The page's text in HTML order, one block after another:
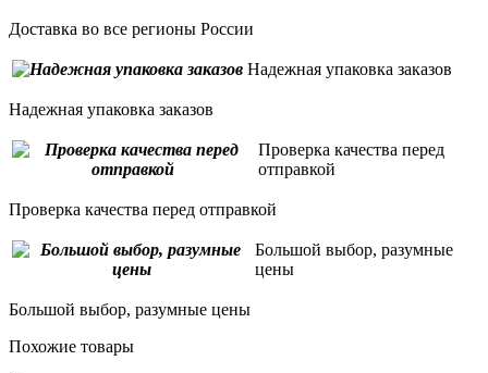
Доставка во все регионы России
Надежная упаковка заказов
Надежная упаковка заказов
Проверка качества перед
отправкой
Проверка качества перед отправкой
Большой выбор, разумные
цены
Большой выбор, разумные цены
Похожие товары